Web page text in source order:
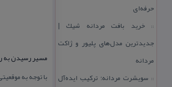
حرفه‌ای
::خرید بافت مردانه شیك |
جدیدترین مدل‌های پلیور و ژاكت
مردانه
:: سویشرت مردانه؛ تركیب ایده‌آل
مسیر رسیدن به
با توجه به